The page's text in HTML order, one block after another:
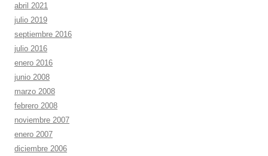
abril 2021
julio 2019
septiembre 2016
julio 2016
enero 2016
junio 2008
marzo 2008
febrero 2008
noviembre 2007
enero 2007
diciembre 2006